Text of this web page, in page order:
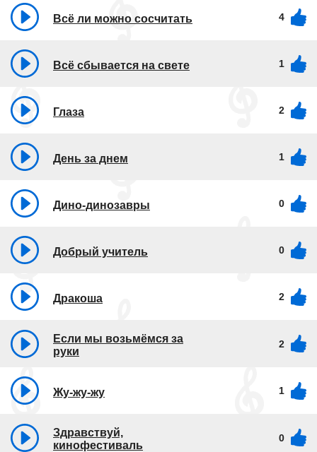
Всё ли можно сосчитать 4
Всё сбывается на свете 1
Глаза 2
День за днем 1
Дино-динозавры 0
Добрый учитель 0
Дракоша 2
Если мы возьмёмся за
руки
2
Жу-жу-жу 1
Здравствуй,
кинофестиваль
0